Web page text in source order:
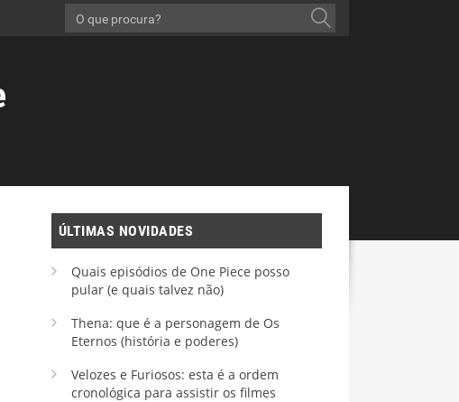
ÚLTIMAS NOVIDADES
Quais episódios de One Piece posso
pular (e quais talvez não)
Thena: que é a personagem de Os
Eternos (história e poderes)
Velozes e Furiosos: esta é a ordem
cronológica para assistir os filmes